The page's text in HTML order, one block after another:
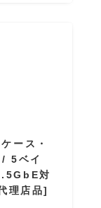
ース・
5ベイ
対
理店品]